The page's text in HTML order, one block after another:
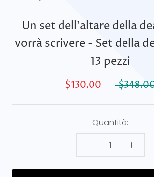
Un set dell'altare della
vorrà scrivere - Set della
13 pezzi
$130.00
Quantità: